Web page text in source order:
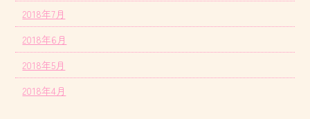
2018年7月
2018年6月
2018年5月
2018年4月